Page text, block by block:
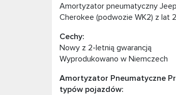
Amortyzator pneumatyczny
Cherokee (podwozie WK2) z lat
Cechy:
Nowy z 2-letnią gwarancją
Wyprodukowano w Niemczech
Amortyzator Pneumatyczne
typów pojazdów: